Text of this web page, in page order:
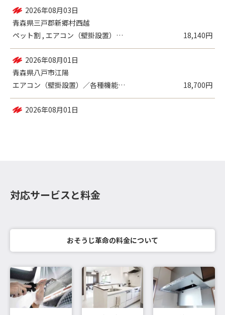
2026年08月04日
青森県八戸市白銀町
子育て支援割 , エアコン（壁掛設置）／...
25,880円
2026年08月03日
青森県三戸郡新郷村西越
ペット割 , エアコン（壁掛設置）／各種...
18,140円
2026年08月01日
対応サービスと料金
おそうじ革命の料金について